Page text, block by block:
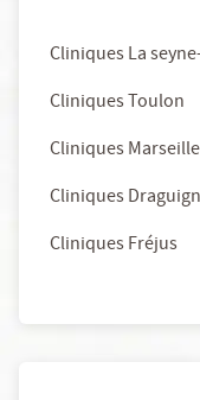
Cliniques La
Cliniques Toulon
Cliniques Marseille
Cliniques
Cliniques Fréjus